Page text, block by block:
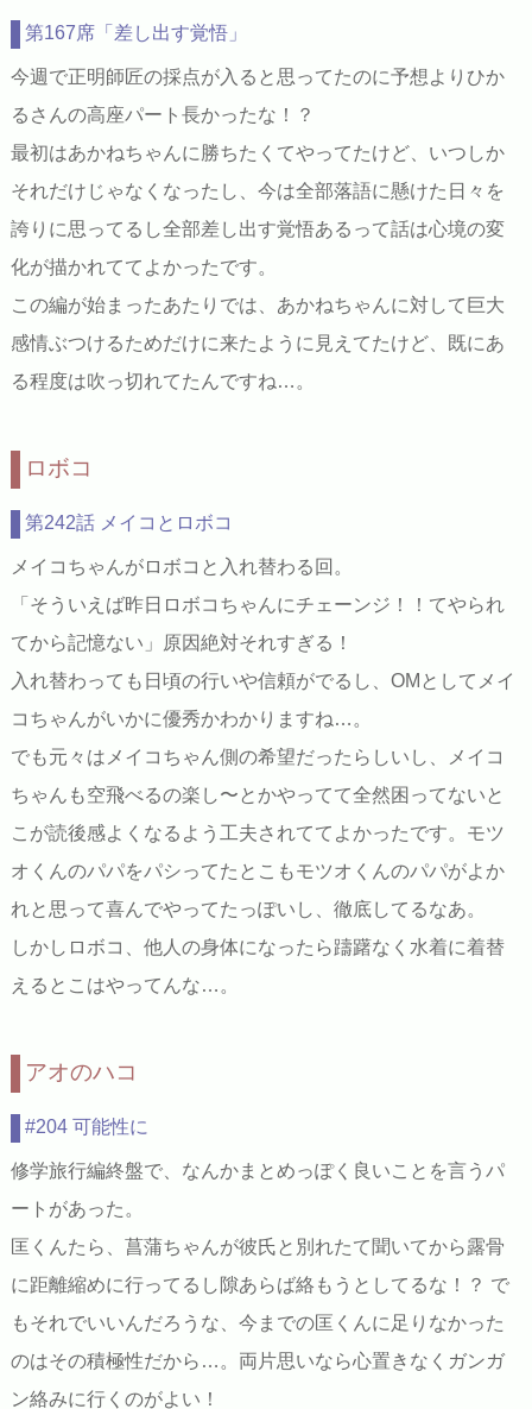
第167席「差し出す覚悟」
今週で正明師匠の採点が入ると思ってたのに予想よりひか
るさんの高座パート長かったな！？
最初はあかねちゃんに勝ちたくてやってたけど、いつしか
それだけじゃなくなったし、今は全部落語に懸けた日々を
誇りに思ってるし全部差し出す覚悟あるって話は心境の変
化が描かれててよかったです。
この編が始まったあたりでは、あかねちゃんに対して巨大
感情ぶつけるためだけに来たように見えてたけど、既にあ
る程度は吹っ切れてたんですね…。
ロボコ
第242話 メイコとロボコ
メイコちゃんがロボコと入れ替わる回。
「そういえば昨日ロボコちゃんにチェーンジ！！てやられ
てから記憶ない」原因絶対それすぎる！
入れ替わっても日頃の行いや信頼がでるし、OMとしてメイ
コちゃんがいかに優秀かわかりますね…。
でも元々はメイコちゃん側の希望だったらしいし、メイコ
ちゃんも空飛べるの楽し〜とかやってて全然困ってないと
こが読後感よくなるよう工夫されててよかったです。モツ
オくんのパパをパシってたとこもモツオくんのパパがよか
れと思って喜んでやってたっぽいし、徹底してるなあ。
しかしロボコ、他人の身体になったら躊躇なく水着に着替
えるとこはやってんな…。
アオのハコ
#204 可能性に
修学旅行編終盤で、なんかまとめっぽく良いことを言うパ
ートがあった。
匡くんたら、菖蒲ちゃんが彼氏と別れたて聞いてから露骨
に距離縮めに行ってるし隙あらば絡もうとしてるな！？ で
もそれでいいんだろうな、今までの匡くんに足りなかった
のはその積極性だから…。両片思いなら心置きなくガンガ
ン絡みに行くのがよい！